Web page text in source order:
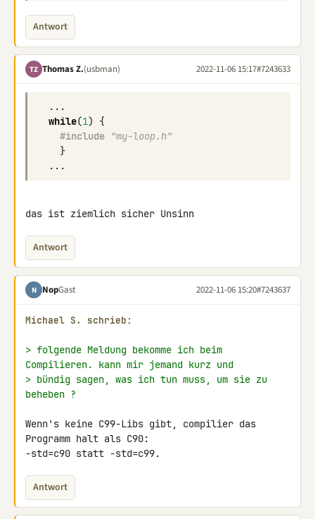
Antwort
TZ Thomas Z.(usbman) 2022-11-06 15:17#7243633
...
while(1)
{
#include "my-loop.h"
}
...
das ist ziemlich sicher Unsinn
Antwort
N NopGast 2022-11-06 15:20#7243637
Michael S. schrieb:
> folgende Meldung bekomme ich beim
Compilieren. kann mir jemand kurz und
> bündig sagen, was ich tun muss, um sie zu
beheben ?
Wenn's keine C99-Libs gibt, compilier das
Programm halt als C90:
-std=c90 statt -std=c99.
Antwort